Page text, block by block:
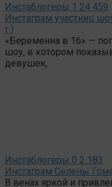
Инстаблогеры 1 24 459
Инстаграм участниц
г.)
«Беременна в 16» —
шоу, в котором
девушек,
Инстаблогеры 0 2 183
Инстаграм Селены
В венах яркой и